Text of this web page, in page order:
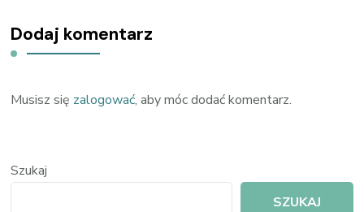
Dodaj komentarz
Musisz się zalogować, aby móc dodać komentarz.
Szukaj
SZUKAJ